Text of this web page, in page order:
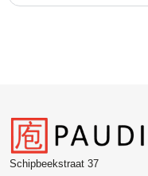
Schipbeekstraat 37